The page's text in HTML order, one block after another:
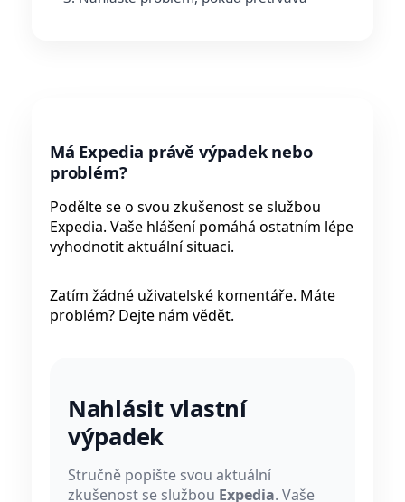
Má Expedia právě výpadek nebo
problém?
Podělte se o svou zkušenost se službou
Expedia. Vaše hlášení pomáhá ostatním lépe
vyhodnotit aktuální situaci.
Zatím žádné uživatelské komentáře. Máte
problém? Dejte nám vědět.
Nahlásit vlastní
výpadek
Stručně popište svou aktuální
zkušenost se službou Expedia. Vaše